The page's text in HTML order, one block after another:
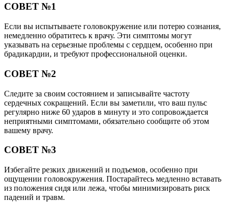
СОВЕТ №1
Если вы испытываете головокружение или потерю сознания,
немедленно обратитесь к врачу. Эти симптомы могут
указывать на серьезные проблемы с сердцем, особенно при
брадикардии, и требуют профессиональной оценки.
СОВЕТ №2
Следите за своим состоянием и записывайте частоту
сердечных сокращений. Если вы заметили, что ваш пульс
регулярно ниже 60 ударов в минуту и это сопровождается
неприятными симптомами, обязательно сообщите об этом
вашему врачу.
СОВЕТ №3
Избегайте резких движений и подъемов, особенно при
ощущении головокружения. Постарайтесь медленно вставать
из положения сидя или лежа, чтобы минимизировать риск
падений и травм.